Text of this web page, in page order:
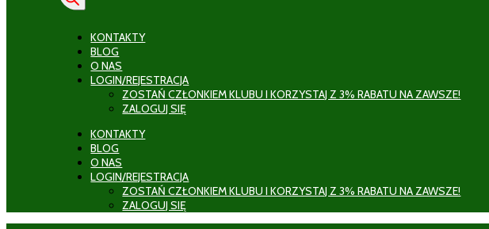
KONTAKTY
BLOG
O NAS
LOGIN/REJESTRACJA
ZOSTAŃ CZŁONKIEM KLUBU I KORZYSTAJ Z 3% RABATU NA ZAWSZE!
ZALOGUJ SIĘ
KONTAKTY
BLOG
O NAS
LOGIN/REJESTRACJA
ZOSTAŃ CZŁONKIEM KLUBU I KORZYSTAJ Z 3% RABATU NA ZAWSZE!
ZALOGUJ SIĘ